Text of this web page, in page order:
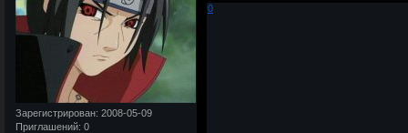
Зарегистрирован: 2008-05-09
Приглашений: 0
0